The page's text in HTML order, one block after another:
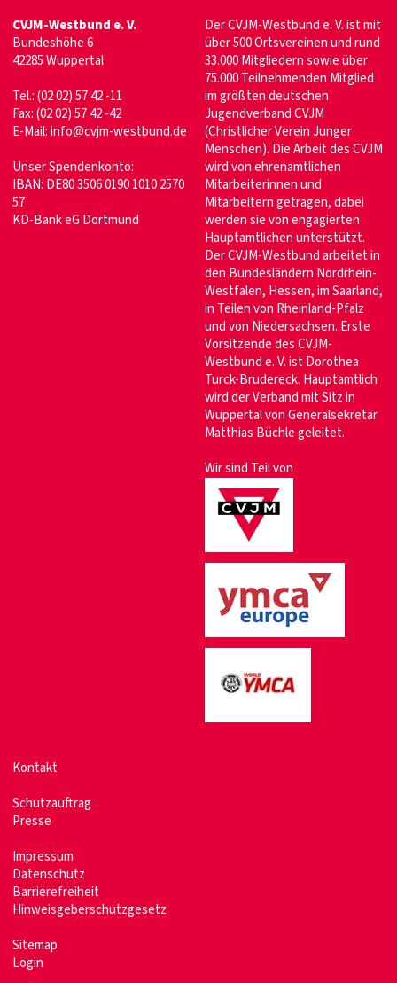
CVJM-Westbund e. V.
Bundeshöhe 6
42285 Wuppertal
Tel.: (02 02) 57 42 -11
Fax: (02 02) 57 42 -42
E-Mail:info@cvjm-westbund.de
Unser Spendenkonto:
IBAN: DE80 3506 0190 1010 2570
57
KD-Bank eG Dortmund
Der CVJM-Westbund e. V. ist mit
über 500 Ortsvereinen und rund
33.000 Mitgliedern sowie über
75.000 Teilnehmenden Mitglied
im größten deutschen
Jugendverband CVJM
(Christlicher Verein Junger
Menschen). Die Arbeit des CVJM
wird von ehrenamtlichen
Mitarbeiterinnen und
Mitarbeitern getragen, dabei
werden sie von engagierten
Hauptamtlichen unterstützt.
Der CVJM-Westbund arbeitet in
den Bundesländern Nordrhein-
Westfalen, Hessen, im Saarland,
in Teilen von Rheinland-Pfalz
und von Niedersachsen. Erste
Vorsitzende des CVJM-
Westbund e. V. ist Dorothea
Turck-Brudereck. Hauptamtlich
wird der Verband mit Sitz in
Wuppertal von Generalsekretär
Matthias Büchle geleitet.
Wir sind Teil von
Kontakt
Schutzauftrag
Presse
Impressum
Datenschutz
Barrierefreiheit
Hinweisgeberschutzgesetz
Sitemap
Login